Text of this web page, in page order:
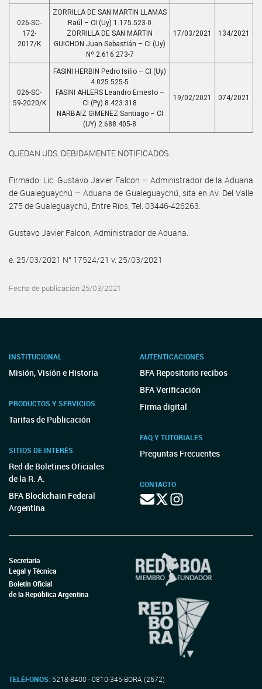
026-SC-
172-
2017/K
ZORRILLA DE SAN MARTIN LLAMAS
Raúl – CI (Uy) 1.175.523-0
ZORRILLA DE SAN MARTIN
GUICHON Juan Sebastián – CI (Uy)
Nº 2.616.273-7
17/03/2021 134/2021
026-SC-
59-2020/K
FASINI HERBIN Pedro Isilio – CI (Uy)
4.025.525-5
FASINI AHLERS Leandro Ernesto –
CI (Py) 8.423.318
NARBAIZ GIMENEZ Santiago – CI
(UY) 2.688.405-8
19/02/2021 074/2021
QUEDAN UDS. DEBIDAMENTE NOTIFICADOS.
Firmado: Lic. Gustavo Javier Falcon – Administrador de la Aduana
de Gualeguaychú – Aduana de Gualeguaychú, sita en Av. Del Valle
275 de Gualeguaychú, Entre Ríos, Tel. 03446-426263.
Gustavo Javier Falcon, Administrador de Aduana.
e. 25/03/2021 N° 17524/21 v. 25/03/2021
Fecha de publicación 25/03/2021
INSTITUCIONAL
Misión, Visión e Historia
PRODUCTOS Y SERVICIOS
Tarifas de Publicación
SITIOS DE INTERÉS
Red de Boletines Oficiales
de la R. A.
BFA Blockchain Federal
Argentina
AUTENTICACIONES
BFA Repositorio recibos
BFA Verificación
Firma digital
FAQ Y TUTORIALES
Preguntas Frecuentes
CONTACTO
Secretaría
Legal y Técnica
Boletín Oficial
de la República Argentina
TELÉFONOS: 5218-8400 - 0810-345-BORA (2672)